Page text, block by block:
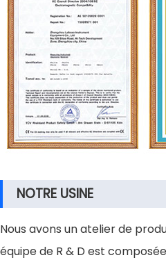
NOTRE USINE
Nous avons un atelier de
équipe de R & D est